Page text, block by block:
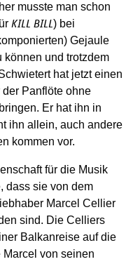
musste man schon
KILL BILL) bei
Gejaule
können und trotzdem
hat jetzt einen
Panflöte ohne
Er hat ihn in
ihn allein, auch andere
kommen vor.
für die Musik
dass sie von dem
Marcel Cellier
sind. Die Celliers
Balkanreise auf die
von seinen